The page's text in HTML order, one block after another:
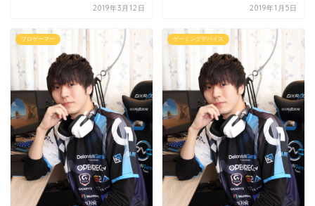
2019年3月12日 2019年1月5日
プロゲーマー ゲーミングデバイス